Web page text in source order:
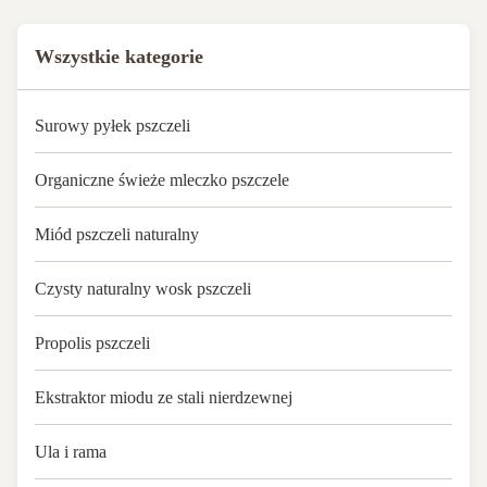
Wszystkie kategorie
Surowy pyłek pszczeli
Organiczne świeże mleczko pszczele
Miód pszczeli naturalny
Czysty naturalny wosk pszczeli
Propolis pszczeli
Ekstraktor miodu ze stali nierdzewnej
Ula i rama